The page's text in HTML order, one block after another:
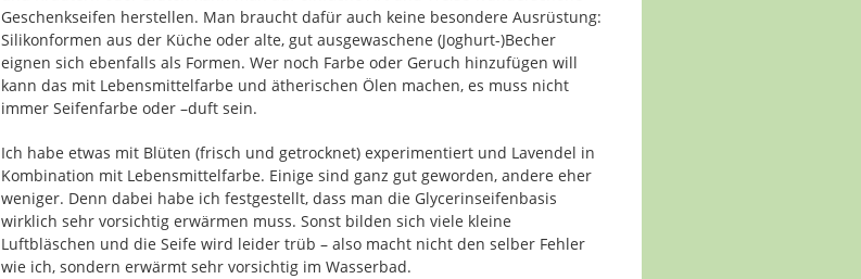
Geschenkseifen herstellen. Man braucht dafür auch keine besondere Ausrüstung:
Silikonformen aus der Küche oder alte, gut ausgewaschene (Joghurt-)Becher
eignen sich ebenfalls als Formen. Wer noch Farbe oder Geruch hinzufügen will
kann das mit Lebensmittelfarbe und ätherischen Ölen machen, es muss nicht
immer Seifenfarbe oder –duft sein.
Ich habe etwas mit Blüten (frisch und getrocknet) experimentiert und Lavendel in
Kombination mit Lebensmittelfarbe. Einige sind ganz gut geworden, andere eher
weniger. Denn dabei habe ich festgestellt, dass man die Glycerinseifenbasis
wirklich sehr vorsichtig erwärmen muss. Sonst bilden sich viele kleine
Luftbläschen und die Seife wird leider trüb – also macht nicht den selber Fehler
wie ich, sondern erwärmt sehr vorsichtig im Wasserbad.